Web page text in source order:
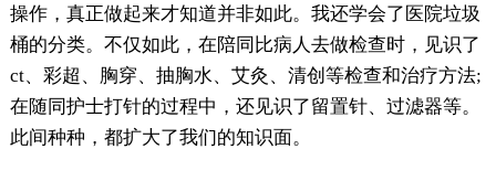
操作，真正做起来才知道并非如此。我还学会了医院垃圾
桶的分类。不仅如此，在陪同比病人去做检查时，见识了
ct、彩超、胸穿、抽胸水、艾灸、清创等检查和治疗方法;
在随同护士打针的过程中，还见识了留置针、过滤器等。
此间种种，都扩大了我们的知识面。